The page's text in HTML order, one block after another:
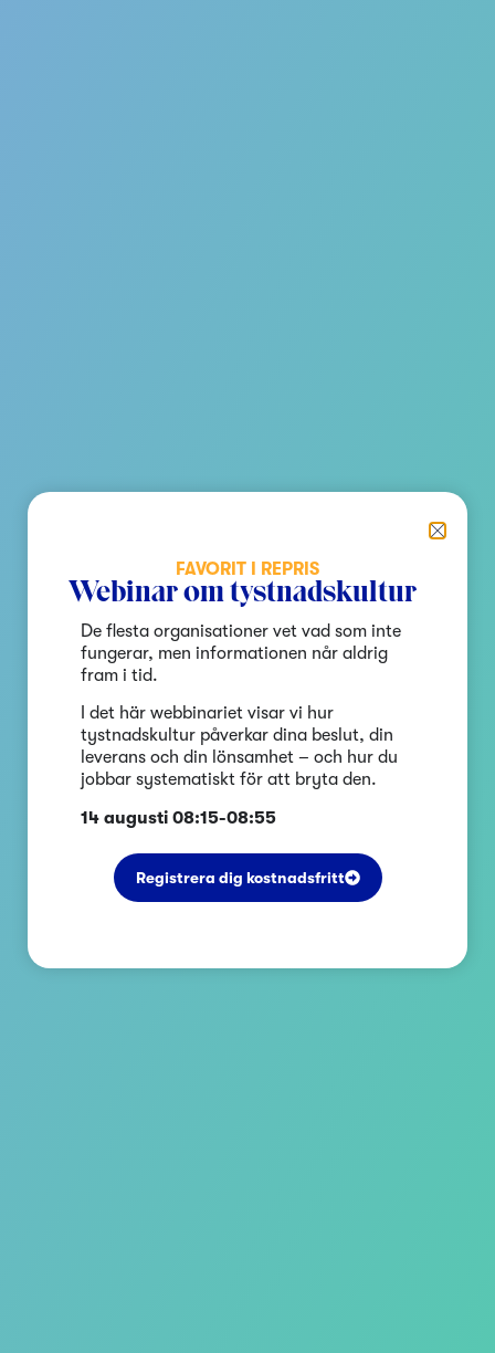
FAVORIT I REPRIS
Webinar om tystnadskultur
De flesta organisationer vet vad som inte
fungerar, men informationen når aldrig
fram i tid.
I det här webbinariet visar vi hur
tystnadskultur påverkar dina beslut, din
leverans och din lönsamhet – och hur du
jobbar systematiskt för att bryta den.
14 augusti 08:15-08:55
Registrera dig kostnadsfritt